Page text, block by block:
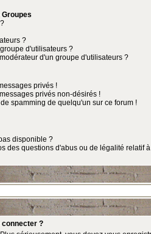
?
d'utilisateurs ?
d'un groupe d'utilisateurs ?
privés !
privés non-désirés !
spamming de quelqu'un sur ce forum !
disponible ?
des questions d'abus ou de légalité relatif
connecter ?